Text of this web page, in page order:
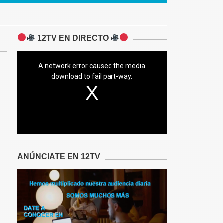
12TV EN DIRECTO
A network error caused the media
download to fail part-way.
ANÚNCIATE EN 12TV